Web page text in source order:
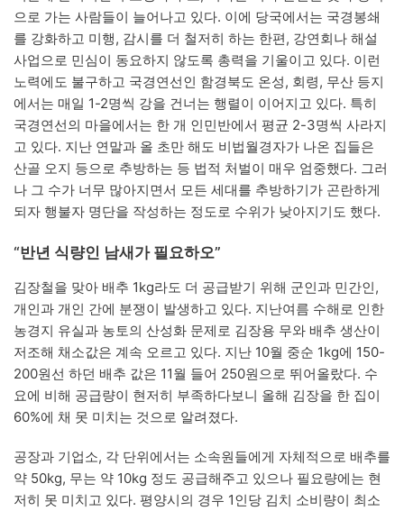
으로 가는 사람들이 늘어나고 있다. 이에 당국에서는 국경봉쇄
를 강화하고 미행, 감시를 더 철저히 하는 한편, 강연회나 해설
사업으로 민심이 동요하지 않도록 총력을 기울이고 있다. 이런
노력에도 불구하고 국경연선인 함경북도 온성, 회령, 무산 등지
에서는 매일 1-2명씩 강을 건너는 행렬이 이어지고 있다. 특히
국경연선의 마을에서는 한 개 인민반에서 평균 2-3명씩 사라지
고 있다. 지난 연말과 올 초만 해도 비법월경자가 나온 집들은
산골 오지 등으로 추방하는 등 법적 처벌이 매우 엄중했다. 그러
나 그 수가 너무 많아지면서 모든 세대를 추방하기가 곤란하게
되자 행불자 명단을 작성하는 정도로 수위가 낮아지기도 했다.
“반년 식량인 남새가 필요하오”
김장철을 맞아 배추 1kg라도 더 공급받기 위해 군인과 민간인,
개인과 개인 간에 분쟁이 발생하고 있다. 지난여름 수해로 인한
농경지 유실과 농토의 산성화 문제로 김장용 무와 배추 생산이
저조해 채소값은 계속 오르고 있다. 지난 10월 중순 1kg에 150-
200원선 하던 배추 값은 11월 들어 250원으로 뛰어올랐다. 수
요에 비해 공급량이 현저히 부족하다보니 올해 김장을 한 집이
60%에 채 못 미치는 것으로 알려졌다.
공장과 기업소, 각 단위에서는 소속원들에게 자체적으로 배추를
약 50kg, 무는 약 10kg 정도 공급해주고 있으나 필요량에는 현
저히 못 미치고 있다. 평양시의 경우 1인당 김치 소비량이 최소